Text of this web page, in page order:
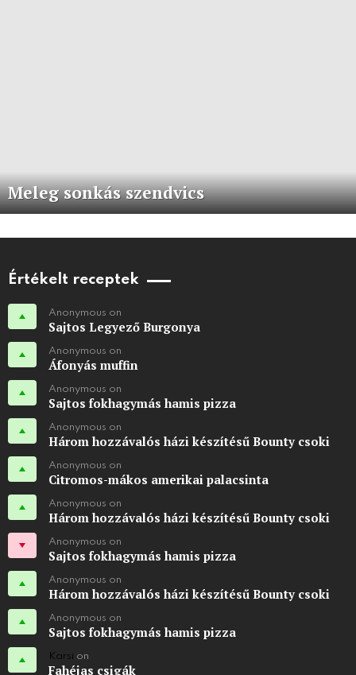
Meleg sonkás szendvics
Értékelt receptek
Anonymous on
Sajtos Legyező Burgonya
Anonymous on
Áfonyás muffin
Anonymous on
Sajtos fokhagymás hamis pizza
Anonymous on
Három hozzávalós házi készítésű Bounty csoki
Anonymous on
Citromos-mákos amerikai palacsinta
Anonymous on
Három hozzávalós házi készítésű Bounty csoki
Anonymous on
Sajtos fokhagymás hamis pizza
Anonymous on
Három hozzávalós házi készítésű Bounty csoki
Anonymous on
Sajtos fokhagymás hamis pizza
Karsi on
Fahéjas csigák